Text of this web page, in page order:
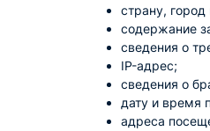
страну, город
содержание
сведения о
IP-адрес;
сведения о
дату и время
адреса